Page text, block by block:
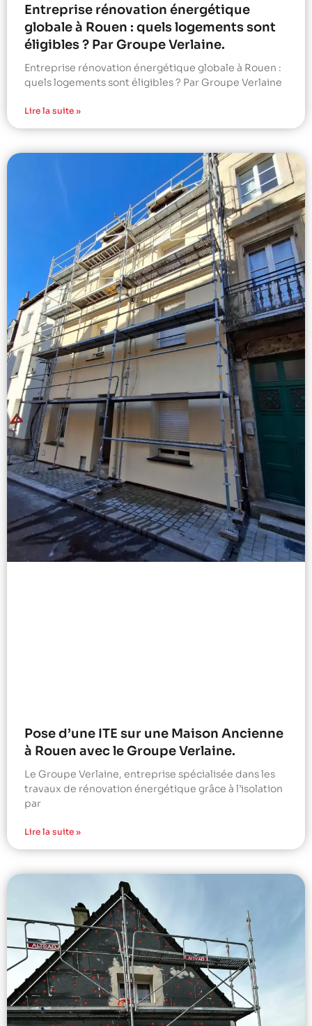
Entreprise rénovation énergétique
globale à Rouen : quels logements sont
éligibles ? Par Groupe Verlaine.
Entreprise rénovation énergétique globale à Rouen :
quels logements sont éligibles ? Par Groupe Verlaine
Lire la suite »
Pose d’une ITE sur une Maison Ancienne
à Rouen avec le Groupe Verlaine.
Le Groupe Verlaine, entreprise spécialisée dans les
travaux de rénovation énergétique grâce à l’isolation
par
Lire la suite »